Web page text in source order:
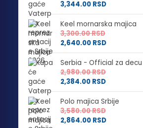
3,344.00 RSD
Keel mornarska majica
3,300.00RSD
2,640.00 RSD
Serbia - Official za decu
2,980.00RSD
2,384.00 RSD
Polo majica Srbije
3,580.00RSD
2,864.00 RSD